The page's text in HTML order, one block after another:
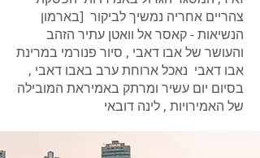
צהריים אחריה נמשיך לביקור [בארמון
הנשיאות - קאסר אל וואטן עתיר הזהב
והעושר של אבו דאבי , סיור פנורמי במרינת
אבו דאבי נאכל ארוחת ערב באבו דאבי ,
בסיום יום עשיר ומרתק באמיראת המובילה
של האמירויות , לינה דובאי